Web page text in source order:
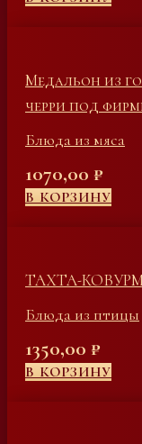
Медальон из
черри под
Блюда из мяса
1070,00 ₽
В КОРЗИНУ
ТАХТА-
Блюда из птицы
1350,00 ₽
В КОРЗИНУ